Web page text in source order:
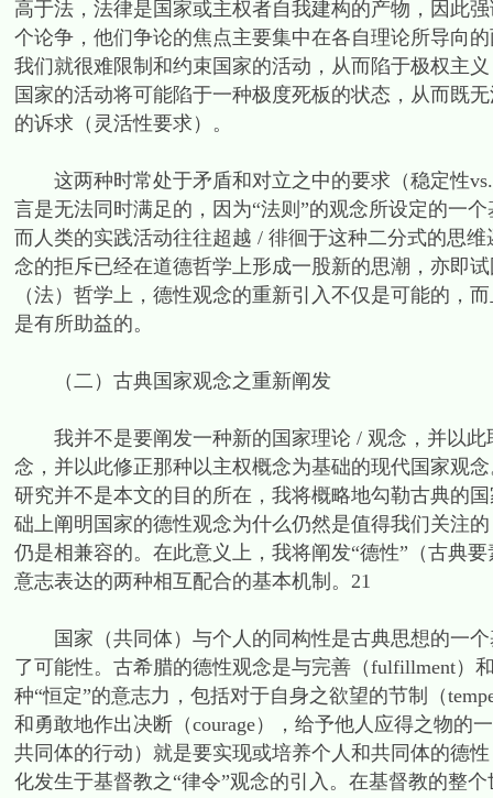
高于法，法律是国家或主权者自我建构的产物，因此
个论争，他们争论的焦点主要集中在各自理论所导向
我们就很难限制和约束国家的活动，从而陷于极权主
国家的活动将可能陷于一种极度死板的状态，从而既
的诉求（灵活性要求）。
这两种时常处于矛盾和对立之中的要求（稳定性vs.
言是无法同时满足的，因为“法则”的观念所设定的一
而人类的实践活动往往超越 / 徘徊于这种二分式的思
念的拒斥已经在道德哲学上形成一股新的思潮，亦即
（法）哲学上，德性观念的重新引入不仅是可能的，
是有所助益的。
（二）古典国家观念之重新阐发
我并不是要阐发一种新的国家理论 / 观念，并以此
念，并以此修正那种以主权概念为基础的现代国家观
研究并不是本文的目的所在，我将概略地勾勒古典的
础上阐明国家的德性观念为什么仍然是值得我们关注
仍是相兼容的。在此意义上，我将阐发“德性”（古典
意志表达的两种相互配合的基本机制。21
国家（共同体）与个人的同构性是古典思想的一个
了可能性。古希腊的德性观念是与完善（fulfillment）
种“恒定”的意志力，包括对于自身之欲望的节制（
和勇敢地作出决断（courage），给予他人应得之物的
共同体的行动）就是要实现或培养个人和共同体的德
化发生于基督教之“律令”观念的引入。在基督教的整